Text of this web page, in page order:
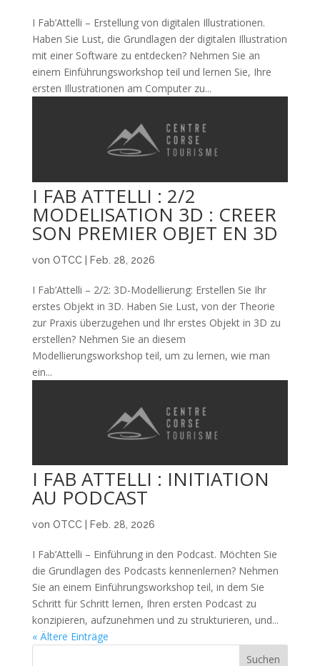
I Fab’Attelli – Erstellung von digitalen Illustrationen.
Haben Sie Lust, die Grundlagen der digitalen Illustration
mit einer Software zu entdecken? Nehmen Sie an
einem Einführungsworkshop teil und lernen Sie, Ihre
ersten Illustrationen am Computer zu...
I FAB ATTELLI : 2/2
MODELISATION 3D : CREER
SON PREMIER OBJET EN 3D
von OTCC| Feb. 28, 2026
I Fab’Attelli – 2/2: 3D-Modellierung: Erstellen Sie Ihr
erstes Objekt in 3D. Haben Sie Lust, von der Theorie
zur Praxis überzugehen und Ihr erstes Objekt in 3D zu
erstellen? Nehmen Sie an diesem
Modellierungsworkshop teil, um zu lernen, wie man
ein...
I FAB ATTELLI : INITIATION
AU PODCAST
von OTCC| Feb. 28, 2026
I Fab’Attelli – Einführung in den Podcast. Möchten Sie
die Grundlagen des Podcasts kennenlernen? Nehmen
Sie an einem Einführungsworkshop teil, in dem Sie
Schritt für Schritt lernen, Ihren ersten Podcast zu
konzipieren, aufzunehmen und zu strukturieren, und...
« Ältere Einträge
Suchen